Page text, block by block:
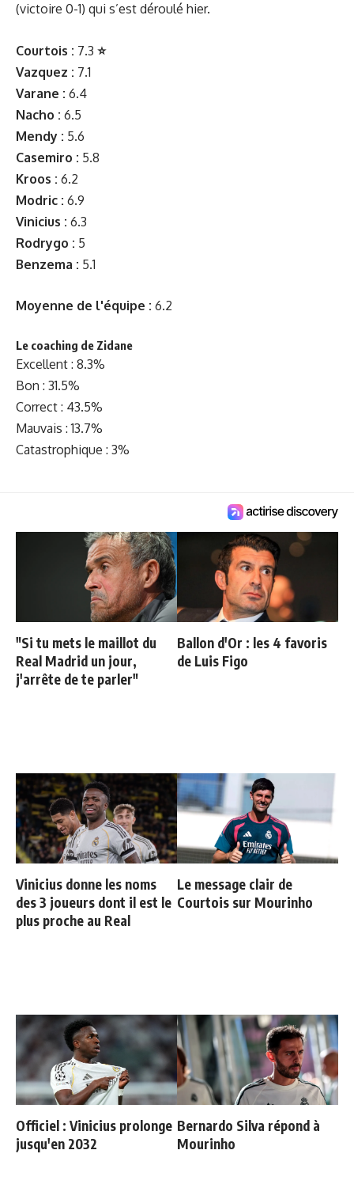
(victoire 0-1) qui s’est déroulé hier.
Courtois : 7.3 ⭐️
Vazquez : 7.1
Varane : 6.4
Nacho : 6.5
Mendy : 5.6
Casemiro : 5.8
Kroos : 6.2
Modric : 6.9
Vinicius : 6.3
Rodrygo : 5
Benzema : 5.1
Moyenne de l'équipe : 6.2
Le coaching de Zidane
Excellent : 8.3%
Bon : 31.5%
Correct : 43.5%
Mauvais : 13.7%
Catastrophique : 3%
"Si tu mets le maillot du
Real Madrid un jour,
j'arrête de te parler"
Ballon d'Or : les 4 favoris
de Luis Figo
Vinicius donne les noms
des 3 joueurs dont il est le
plus proche au Real
Le message clair de
Courtois sur Mourinho
Officiel : Vinicius prolonge
jusqu'en 2032
Bernardo Silva répond à
Mourinho